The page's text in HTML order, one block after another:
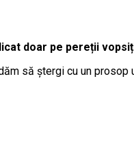
doar pe pereții
să ștergi cu un prosop